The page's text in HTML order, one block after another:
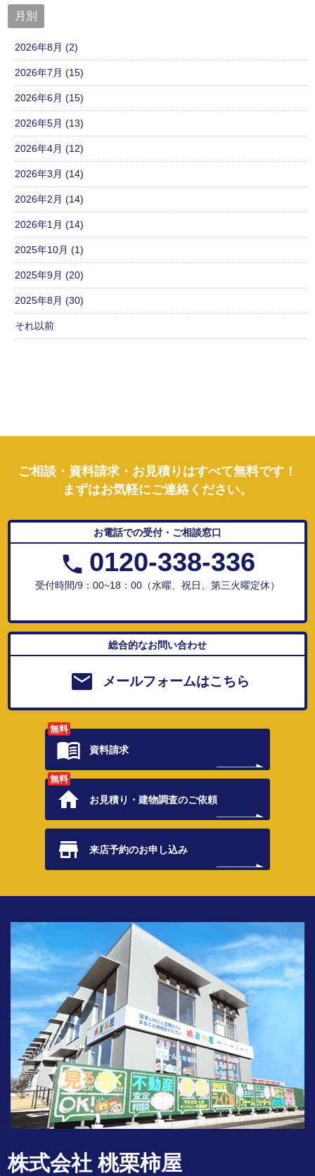
月別
2026年8月 (2)
2026年7月 (15)
2026年6月 (15)
2026年5月 (13)
2026年4月 (12)
2026年3月 (14)
2026年2月 (14)
2026年1月 (14)
2025年10月 (1)
2025年9月 (20)
2025年8月 (30)
それ以前
ご相談・資料請求・お見積りはすべて無料です！
まずはお気軽にご連絡ください。
お電話での受付・ご相談窓口
0120-338-336
受付時間/9：00~18：00（水曜、祝日、第三火曜定休）
総合的なお問い合わせ
メールフォームはこちら
無料
資料請求
無料
お見積り・建物調査のご依頼
来店予約のお申し込み
株式会社 桃栗柿屋